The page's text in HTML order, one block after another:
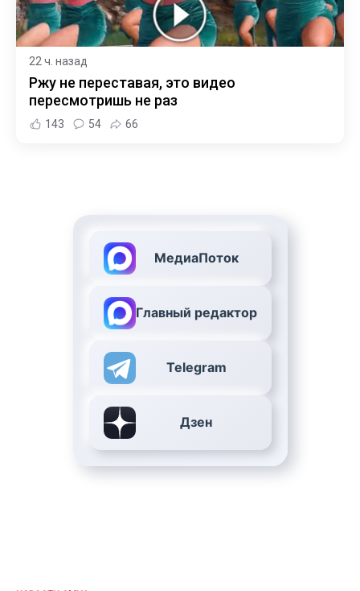
22 ч. назад
Ржу не переставая, это видео
пересмотришь не раз
143 54 66
МедиаПоток
Главный редактор
Telegram
Дзен